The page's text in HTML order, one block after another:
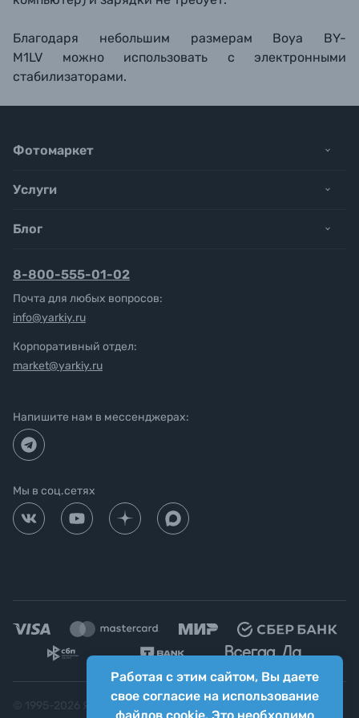
Благодаря небольшим размерам Boya BY-
M1LV можно использовать с электронными
стабилизаторами.
Работая с этим сайтом, Вы даете
свое согласие на использование
Фотомаркет
Услуги
Блог
8-800-555-01-02
Почта для любых вопросов:
info@yarkiy.ru
Корпоративный отдел:
market@yarkiy.ru
Напишите нам в мессенджерах:
Мы в соц.сетях
Яркий фотомаркет ("Яркий Мир")